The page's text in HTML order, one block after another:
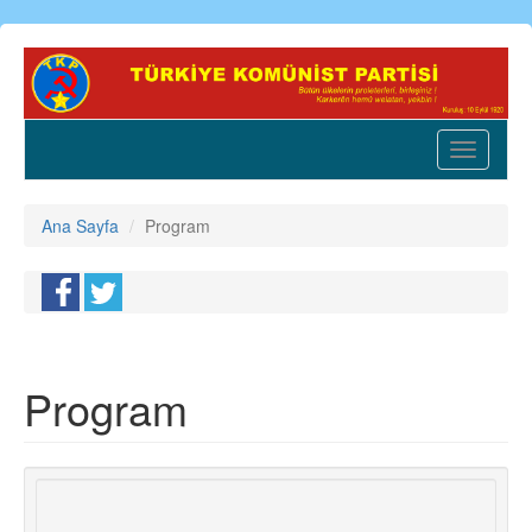
Ana
içeriğe
Toggle
Ana Sayfa Program
Program